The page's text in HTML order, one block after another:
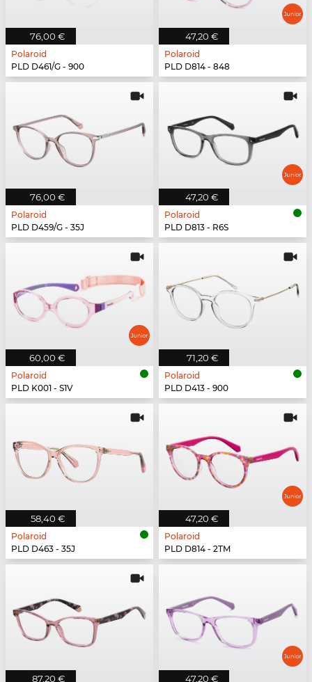
76,00 €
Polaroid
PLD D461/G - 900
47,20 €
Polaroid
PLD D814 - 848
76,00 €
Polaroid
PLD D459/G - 35J
47,20 €
Polaroid
PLD D813 - R6S
60,00 €
Polaroid
PLD K001 - S1V
71,20 €
Polaroid
PLD D413 - 900
58,40 €
Polaroid
PLD D463 - 35J
47,20 €
Polaroid
PLD D814 - 2TM
87,20 € 47,20 €